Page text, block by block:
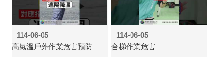
114-06-05
高氣溫戶外作業危害預防
114-06-05
合梯作業危害